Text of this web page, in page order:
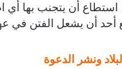
استطاع أن يتجنب بها أي
أحد أن يشعل الفتن في
ونشر الدعوة